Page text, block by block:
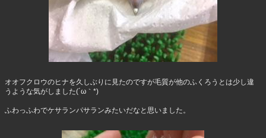
オオフクロウのヒナを久しぶりに見たのですが毛質が他のふくろうとは少し違
うような気がしました(´ω｀*)
ふわっふわでケサランパサランみたいだなと思いました。